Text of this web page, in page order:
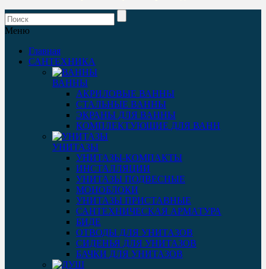
Меню
Главная
САНТЕХНИКА
ВАННЫ
АКРИЛОВЫЕ ВАННЫ
СТАЛЬНЫЕ ВАННЫ
ЭКРАНЫ ДЛЯ ВАННЫ
КОМПЛЕКТУЮЩИЕ ДЛЯ ВАНН
УНИТАЗЫ
УНИТАЗЫ-КОМПАКТЫ
ИНСТАЛЛЯЦИИ
УНИТАЗЫ ПОДВЕСНЫЕ
МОНОБЛОКИ
УНИТАЗЫ ПРИСТАВНЫЕ
САНТЕХНИЧЕСКАЯ АРМАТУРА
БИДЕ
ОТВОДЫ ДЛЯ УНИТАЗОВ
СИДЕНЬЯ ДЛЯ УНИТАЗОВ
БАЧКИ ДЛЯ УНИТАЗОВ